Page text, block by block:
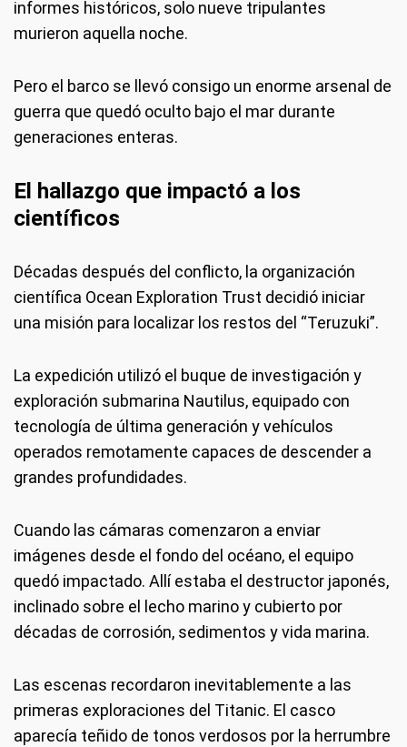
informes históricos, solo nueve tripulantes
murieron aquella noche.
Pero el barco se llevó consigo un enorme arsenal de
guerra que quedó oculto bajo el mar durante
generaciones enteras.
El hallazgo que impactó a los
científicos
Décadas después del conflicto, la organización
científica Ocean Exploration Trust decidió iniciar
una misión para localizar los restos del “Teruzuki”.
La expedición utilizó el buque de investigación y
exploración submarina Nautilus, equipado con
tecnología de última generación y vehículos
operados remotamente capaces de descender a
grandes profundidades.
Cuando las cámaras comenzaron a enviar
imágenes desde el fondo del océano, el equipo
quedó impactado. Allí estaba el destructor japonés,
inclinado sobre el lecho marino y cubierto por
décadas de corrosión, sedimentos y vida marina.
Las escenas recordaron inevitablemente a las
primeras exploraciones del Titanic. El casco
aparecía teñido de tonos verdosos por la herrumbre